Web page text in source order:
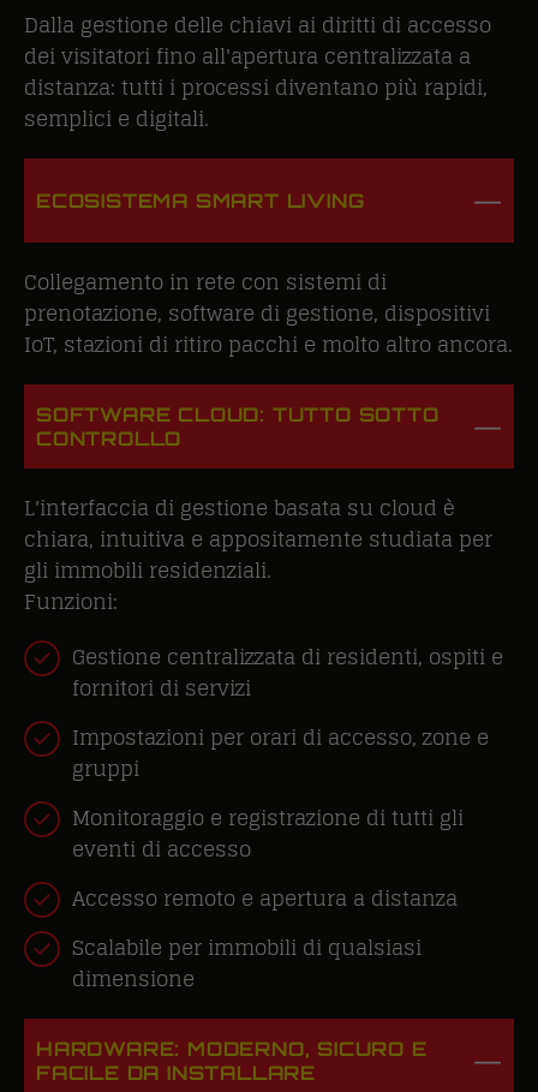
Dalla gestione delle chiavi ai diritti di accesso
dei visitatori fino all'apertura centralizzata a
distanza: tutti i processi diventano più rapidi,
semplici e digitali.
ECOSISTEMA SMART LIVING
Collegamento in rete con sistemi di
prenotazione, software di gestione, dispositivi
IoT, stazioni di ritiro pacchi e molto altro ancora.
SOFTWARE CLOUD: TUTTO SOTTO
CONTROLLO
L'interfaccia di gestione basata su cloud è
chiara, intuitiva e appositamente studiata per
gli immobili residenziali.
Funzioni:
Gestione centralizzata di residenti, ospiti e
fornitori di servizi
Impostazioni per orari di accesso, zone e
gruppi
Monitoraggio e registrazione di tutti gli
eventi di accesso
Accesso remoto e apertura a distanza
Scalabile per immobili di qualsiasi
dimensione
HARDWARE: MODERNO, SICURO E
FACILE DA INSTALLARE